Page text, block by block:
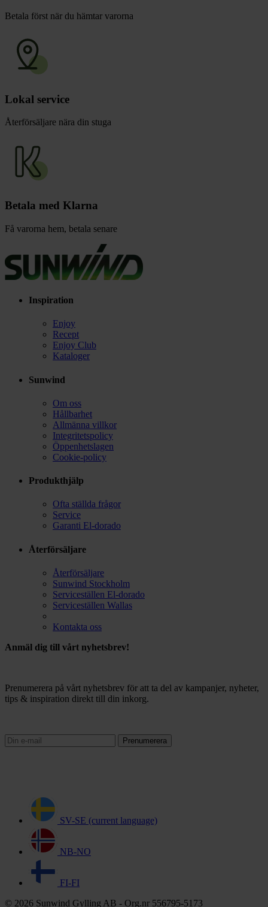
Betala först när du hämtar varorna
Lokal service
Återförsäljare nära din stuga
Betala med Klarna
Få varorna hem, betala senare
Inspiration
Enjoy
Recept
Enjoy Club
Kataloger
Sunwind
Om oss
Hållbarhet
Allmänna villkor
Integritetspolicy
Öppenhetslagen
Cookie-policy
Produkthjälp
Ofta ställda frågor
Service
Garanti El-dorado
Återförsäljare
Återförsäljare
Sunwind Stockholm
Serviceställen El-dorado
Serviceställen Wallas
Kontakta oss
Anmäl dig till vårt nyhetsbrev!
Prenumerera på vårt nyhetsbrev för att ta del av kampanjer, nyheter,
tips & inspiration direkt till din inkorg.
Prenumerera
SV-SE (current language)
NB-NO
FI-FI
© 2026 Sunwind Gylling AB - Org.nr 556795-5173